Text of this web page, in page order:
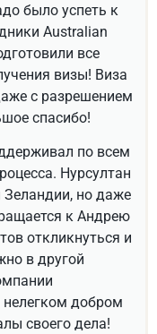
было успеть к
Australian
все
визы! Виза
с разрешением
спасибо!
по всем
Нурсултан
Зеландии, но даже
к Андрею
откликнуться и
в другой
нелегком добром
своего дела!